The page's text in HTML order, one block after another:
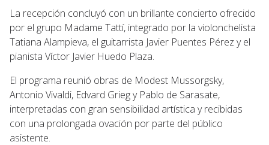
La recepción concluyó con un brillante concierto ofrecido
por el grupo Madame Tattí, integrado por la violonchelista
Tatiana Alampieva, el guitarrista Javier Puentes Pérez y el
pianista Víctor Javier Huedo Plaza.
El programa reunió obras de Modest Mussorgsky,
Antonio Vivaldi, Edvard Grieg y Pablo de Sarasate,
interpretadas con gran sensibilidad artística y recibidas
con una prolongada ovación por parte del público
asistente.